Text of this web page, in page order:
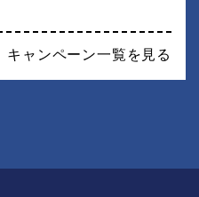
キャンペーン一覧を見る